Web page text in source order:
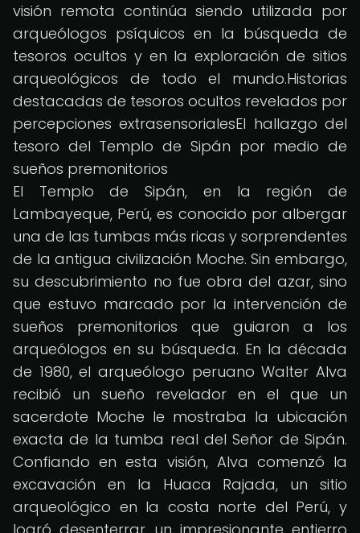
visión remota continúa siendo utilizada por
arqueólogos psíquicos en la búsqueda de
tesoros ocultos y en la exploración de sitios
arqueológicos de todo el mundo.Historias
destacadas de tesoros ocultos revelados por
percepciones extrasensorialesEl hallazgo del
tesoro del Templo de Sipán por medio de
sueños premonitorios
El Templo de Sipán, en la región de
Lambayeque, Perú, es conocido por albergar
una de las tumbas más ricas y sorprendentes
de la antigua civilización Moche. Sin embargo,
su descubrimiento no fue obra del azar, sino
que estuvo marcado por la intervención de
sueños premonitorios que guiaron a los
arqueólogos en su búsqueda. En la década
de 1980, el arqueólogo peruano Walter Alva
recibió un sueño revelador en el que un
sacerdote Moche le mostraba la ubicación
exacta de la tumba real del Señor de Sipán.
Confiando en esta visión, Alva comenzó la
excavación en la Huaca Rajada, un sitio
arqueológico en la costa norte del Perú, y